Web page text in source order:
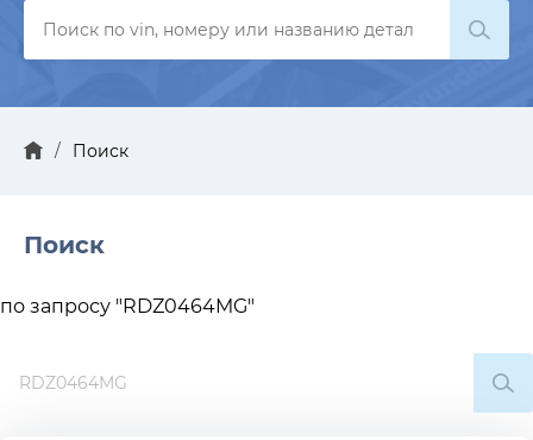
/ Поиск
Поиск
по запросу "RDZ0464MG"